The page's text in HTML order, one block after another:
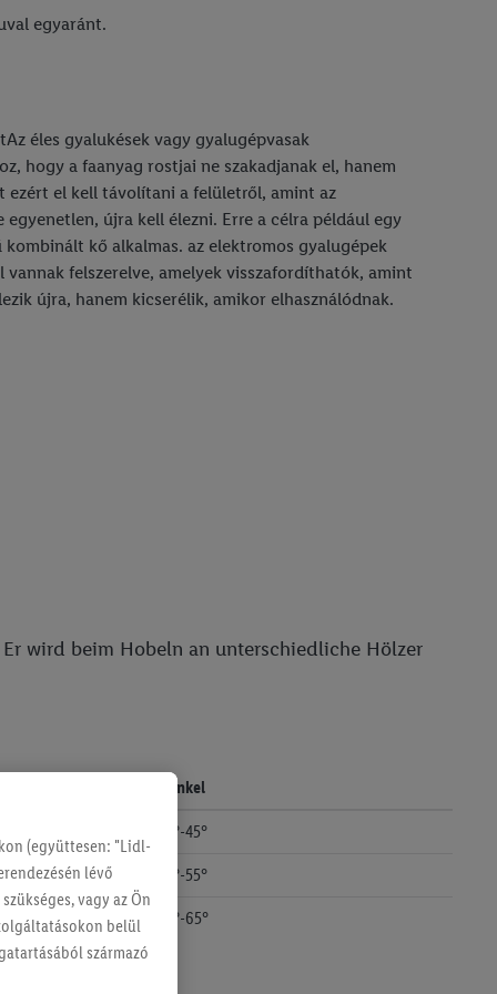
egyaránt.
éles gyalukések vagy gyalugépvasak
hogy a faanyag rostjai ne szakadjanak el, hanem
ezért el kell távolítani a felületről, amint az
egyenetlen, újra kell élezni. Erre a célra például egy
kő alkalmas. az elektromos gyalugépek
felszerelve, amelyek visszafordíthatók, amint
újra, hanem kicserélik, amikor elhasználódnak.
wird beim Hobeln an unterschiedliche Hölzer
Winkel
35°-45°
40°-55°
50°-65°
(együttesen: "Lidl-
lévő
vagy az Ön
belül
származó